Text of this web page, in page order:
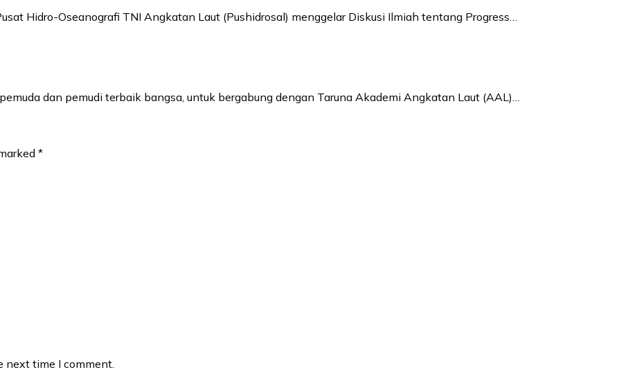
Hidro-Oseanografi TNI Angkatan Laut (Pushidrosal) menggelar Diskusi Ilmiah tentang Progress…
dan pemudi terbaik bangsa, untuk bergabung dengan Taruna Akademi Angkatan Laut (AAL)…
*
next time I comment.